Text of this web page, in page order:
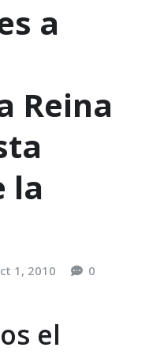
a
Reina
la
1, 2010 0
el